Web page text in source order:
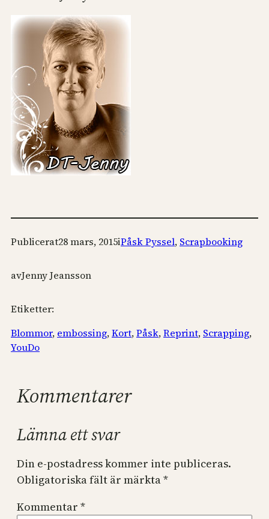
Publicerat28 mars, 2015iPåsk Pyssel, Scrapbooking
avJenny Jeansson
Etiketter:
Blommor, embossing, Kort, Påsk, Reprint, Scrapping
YouDo
Kommentarer
Lämna ett svar
Din e-postadress kommer inte publiceras.
Obligatoriska fält är märkta*
Kommentar *